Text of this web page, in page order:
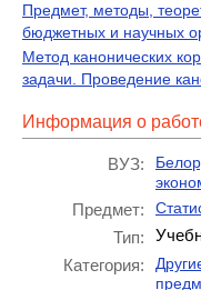
Предмет, методы,
бюджетных и научных
Метод канонических
задачи. Проведение
Информация о
ВУЗ:
Предмет:
Тип:
Категория: